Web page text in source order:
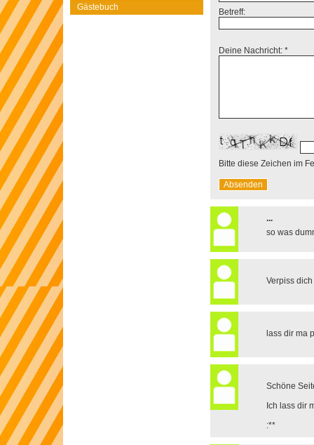
Gästebuch
Betreff:
Deine Nachricht: *
Bitte diese Zeichen im
...
so was
Verpiss
lass dir ma
Schöne
Ich lass dir
:**